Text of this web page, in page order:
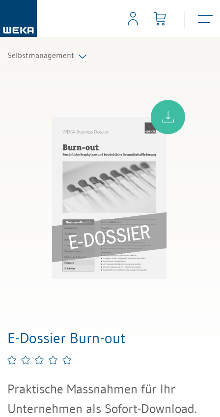
Selbstmanagement
E-Dossier Burn-out
Praktische Massnahmen für Ihr
Unternehmen als Sofort-Download.